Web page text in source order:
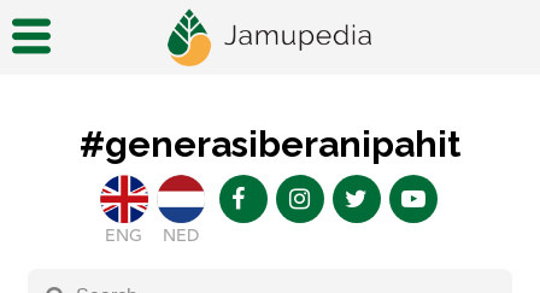
#generasiberanipahit
ENG NED